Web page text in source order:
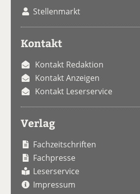
Stellenmarkt
Kontakt
Kontakt Redaktion
Kontakt Anzeigen
Kontakt Leserservice
Verlag
Fachzeitschriften
Fachpresse
Leserservice
Impressum